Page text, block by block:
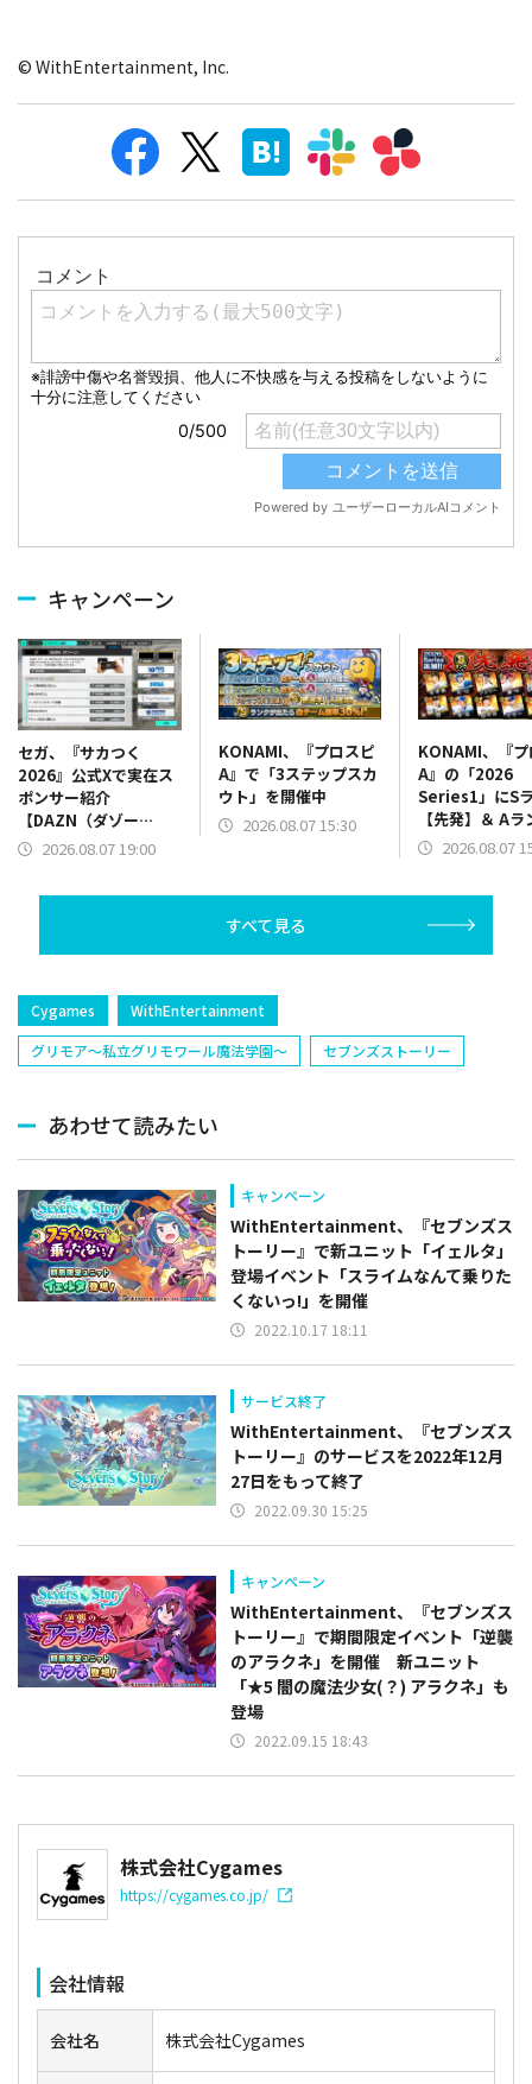
© WithEntertainment, Inc.
キャンペーン
セガ、『サカつく
2026』公式Xで実在ス
ポンサー紹介
【DAZN（ダゾー
ン）】篇をポスト
2026.08.07 19:00
KONAMI、『プロスピ
A』で「3ステップスカ
ウト」を開催中
2026.08.07 15:30
KONAMI、『
A』の「2026
Series1」にS
【先発】＆ Aラ
【野手】新登
塁手)、持丸泰
捕手)など
2026.08.07
すべて見る
Cygames
WithEntertainment
グリモア～私立グリモワール魔法学園～
セブンズストーリー
あわせて読みたい
キャンペーン
WithEntertainment、『セブンズス
トーリー』で新ユニット「イェルタ」
登場イベント「スライムなんて乗りた
くないっ!」を開催
2022.10.17 18:11
サービス終了
WithEntertainment、『セブンズス
トーリー』のサービスを2022年12月
27日をもって終了
2022.09.30 15:25
キャンペーン
WithEntertainment、『セブンズス
トーリー』で期間限定イベント「逆襲
のアラクネ」を開催 新ユニット
「★5 闇の魔法少女(？) アラクネ」も
登場
2022.09.15 18:43
株式会社Cygames
https://cygames.co.jp/
会社情報
会社名 株式会社Cygames